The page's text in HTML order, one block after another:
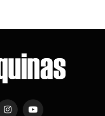
InstagramYouTube